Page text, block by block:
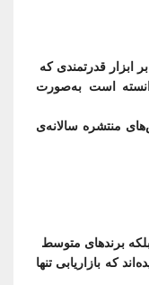
است به‌صورت
منتشره سالانه‌ی
که بازاریابی تنها